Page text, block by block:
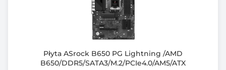
DDR5-8800 (OC)
Płyta ASrock B650 PG Lightning /AMD
B650/DDR5/SATA3/M.2/PCIe4.0/AM5/ATX